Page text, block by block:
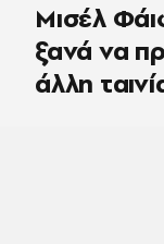
Μισέλ
ξανά να
άλλη